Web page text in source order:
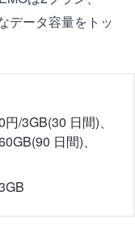
データ容量をトッ
/3GB(30 日間)、
日間)、